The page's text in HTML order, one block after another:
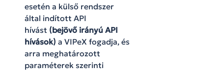
esetén a külső rendszer
által indított API
hívást (bejövő irányú API
hívások) a VIPeX fogadja, és
arra meghatározott
paraméterek szerinti